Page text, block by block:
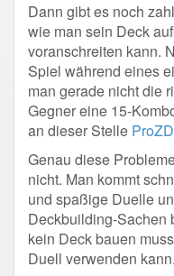
Dann gibt es noch
wie man sein Deck
voranschreiten kann.
Spiel während eines
man gerade nicht die
Gegner eine 15-
an dieser Stelle
Genau diese
nicht. Man kommt
und spaßige Duelle
Deckbuilding-Sachen
kein Deck bauen
Duell verwenden kann.